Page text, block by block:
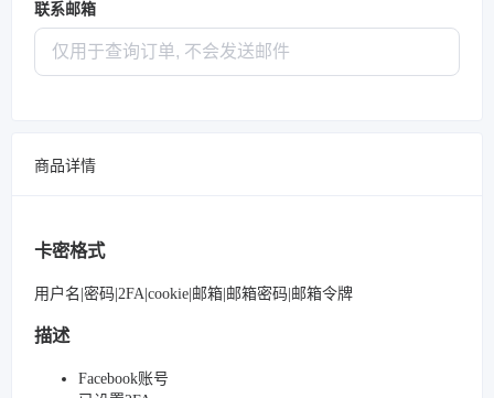
联系邮箱
商品详情
卡密格式
用户名|密码|2FA|cookie|邮箱|邮箱密码|邮箱令牌
描述
Facebook账号